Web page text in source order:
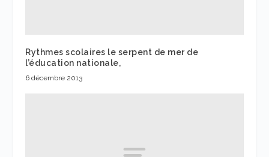
Rythmes scolaires le serpent de mer de
l’éducation nationale,
6 décembre 2013